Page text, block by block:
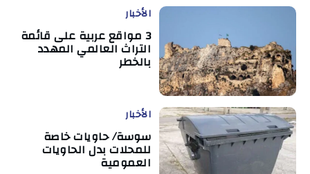
الأخبار
3 مواقع عربية على قائمة
التراث العالمي المهدد
بالخطر
الأخبار
سوسة/ حاويات خاصة
للمحلات بدل الحاويات
العمومية